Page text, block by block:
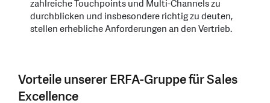
zahlreiche Touchpoints und Multi-Channels zu
durchblicken und insbesondere richtig zu deuten,
stellen erhebliche Anforderungen an den Vertrieb.
Vorteile unserer ERFA-Gruppe für Sales
Excellence